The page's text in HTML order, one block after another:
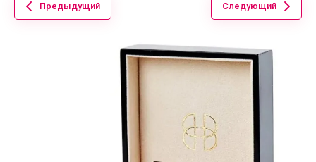
Предыдущий Следующий